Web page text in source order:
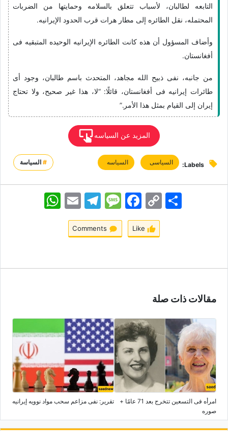
التابعه لطالبان، لأسباب تتعلق بالسلامه وحمایتها من الضربات
المحتمله، نقل الطائره إلى مطار هرات قرب الحدود الإیرانیه.
وأضاف المسؤول أن هذه کانت الطائره الإیرانیه الوحیده المتبقیه فی
أفغانستان.
من جانبه، نفى ذبیح الله مجاهد، المتحدث باسم طالبان، وجود أی
طائرات إیرانیه فی أفغانستان، قائلًا: “لا، هذا غیر صحیح، ولا تحتاج
إیران إلى القیام بمثل هذا الأمر.”
المزید عن السیاسه
Labels: السیاسی السیاسه #السياسة
WhatsApp EmailTelegramMessageFacebook Copy
Link
اشتراک
Like
Comments
مقالات ذات صلة
امرأه فی التسعین تتخرج بعد 71 عامًا +
صوره
تقریر: نفی مزاعم سحب مواد نوویه إیرانیه